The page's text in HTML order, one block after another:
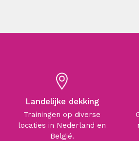
Landelijke dekking
Trainingen op diverse
locaties in Nederland en
België.